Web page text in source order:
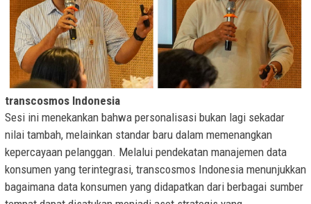
transcosmos Indonesia
Sesi ini menekankan bahwa personalisasi bukan lagi sekadar
nilai tambah, melainkan standar baru dalam memenangkan
kepercayaan pelanggan. Melalui pendekatan manajemen data
konsumen yang terintegrasi, transcosmos Indonesia menunjukkan
bagaimana data konsumen yang didapatkan dari berbagai sumber